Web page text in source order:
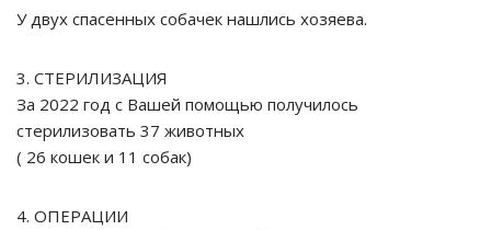
У двух спасенных собачек нашлись хозяева.
3. СТЕРИЛИЗАЦИЯ
За 2022 год с Вашей помощью получилось
стерилизовать 37 животных
( 26 кошек и 11 собак)
4. ОПЕРАЦИИ